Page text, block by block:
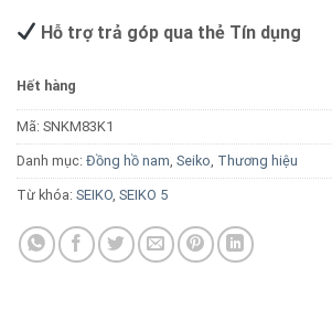
Hỗ trợ trả góp qua thẻ Tín dụng
Hết hàng
Mã: SNKM83K1
Danh mục: Đồng hồ nam, Seiko, Thương hiệu
Từ khóa: SEIKO, SEIKO 5